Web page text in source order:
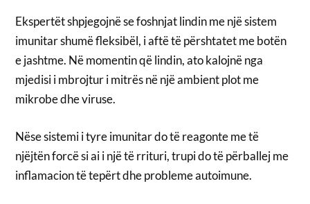
Ekspertët shpjegojnë se foshnjat lindin me një sistem
imunitar shumë fleksibël, i aftë të përshtatet me botën
e jashtme. Në momentin që lindin, ato kalojnë nga
mjedisi i mbrojtur i mitrës në një ambient plot me
mikrobe dhe viruse.
Nëse sistemi i tyre imunitar do të reagonte me të
njëjtën forcë si ai i një të rrituri, trupi do të përballej me
inflamacion të tepërt dhe probleme autoimune.